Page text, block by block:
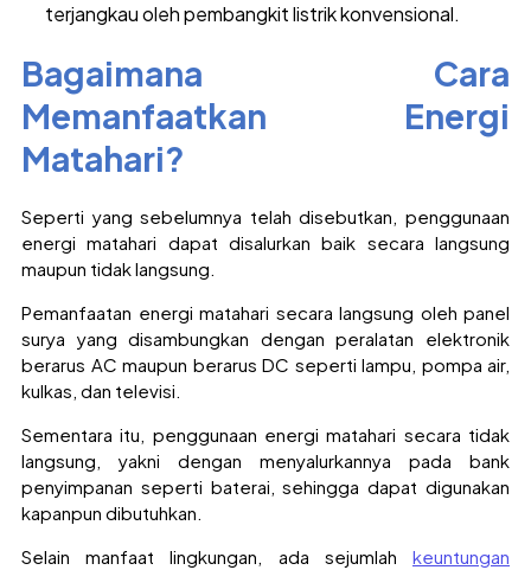
terjangkau oleh pembangkit listrik konvensional.
Bagaimana Cara
Memanfaatkan Energi
Matahari?
Seperti yang sebelumnya telah disebutkan, penggunaan
energi matahari dapat disalurkan baik secara langsung
maupun tidak langsung.
Pemanfaatan energi matahari secara langsung oleh panel
surya yang disambungkan dengan peralatan elektronik
berarus AC maupun berarus DC seperti lampu, pompa air,
kulkas, dan televisi.
Sementara itu, penggunaan energi matahari secara tidak
langsung, yakni dengan menyalurkannya pada bank
penyimpanan seperti baterai, sehingga dapat digunakan
kapanpun dibutuhkan.
Selain manfaat lingkungan, ada sejumlah keuntungan